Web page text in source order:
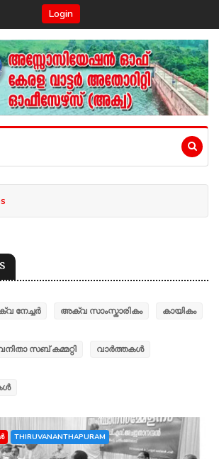
Login
നേച്ചർ അക്വ സാംസ്കാരികം കായികം
സബ് കമ്മറ്റി വാർത്തകൾ
THIRUVANANTHAPURAM